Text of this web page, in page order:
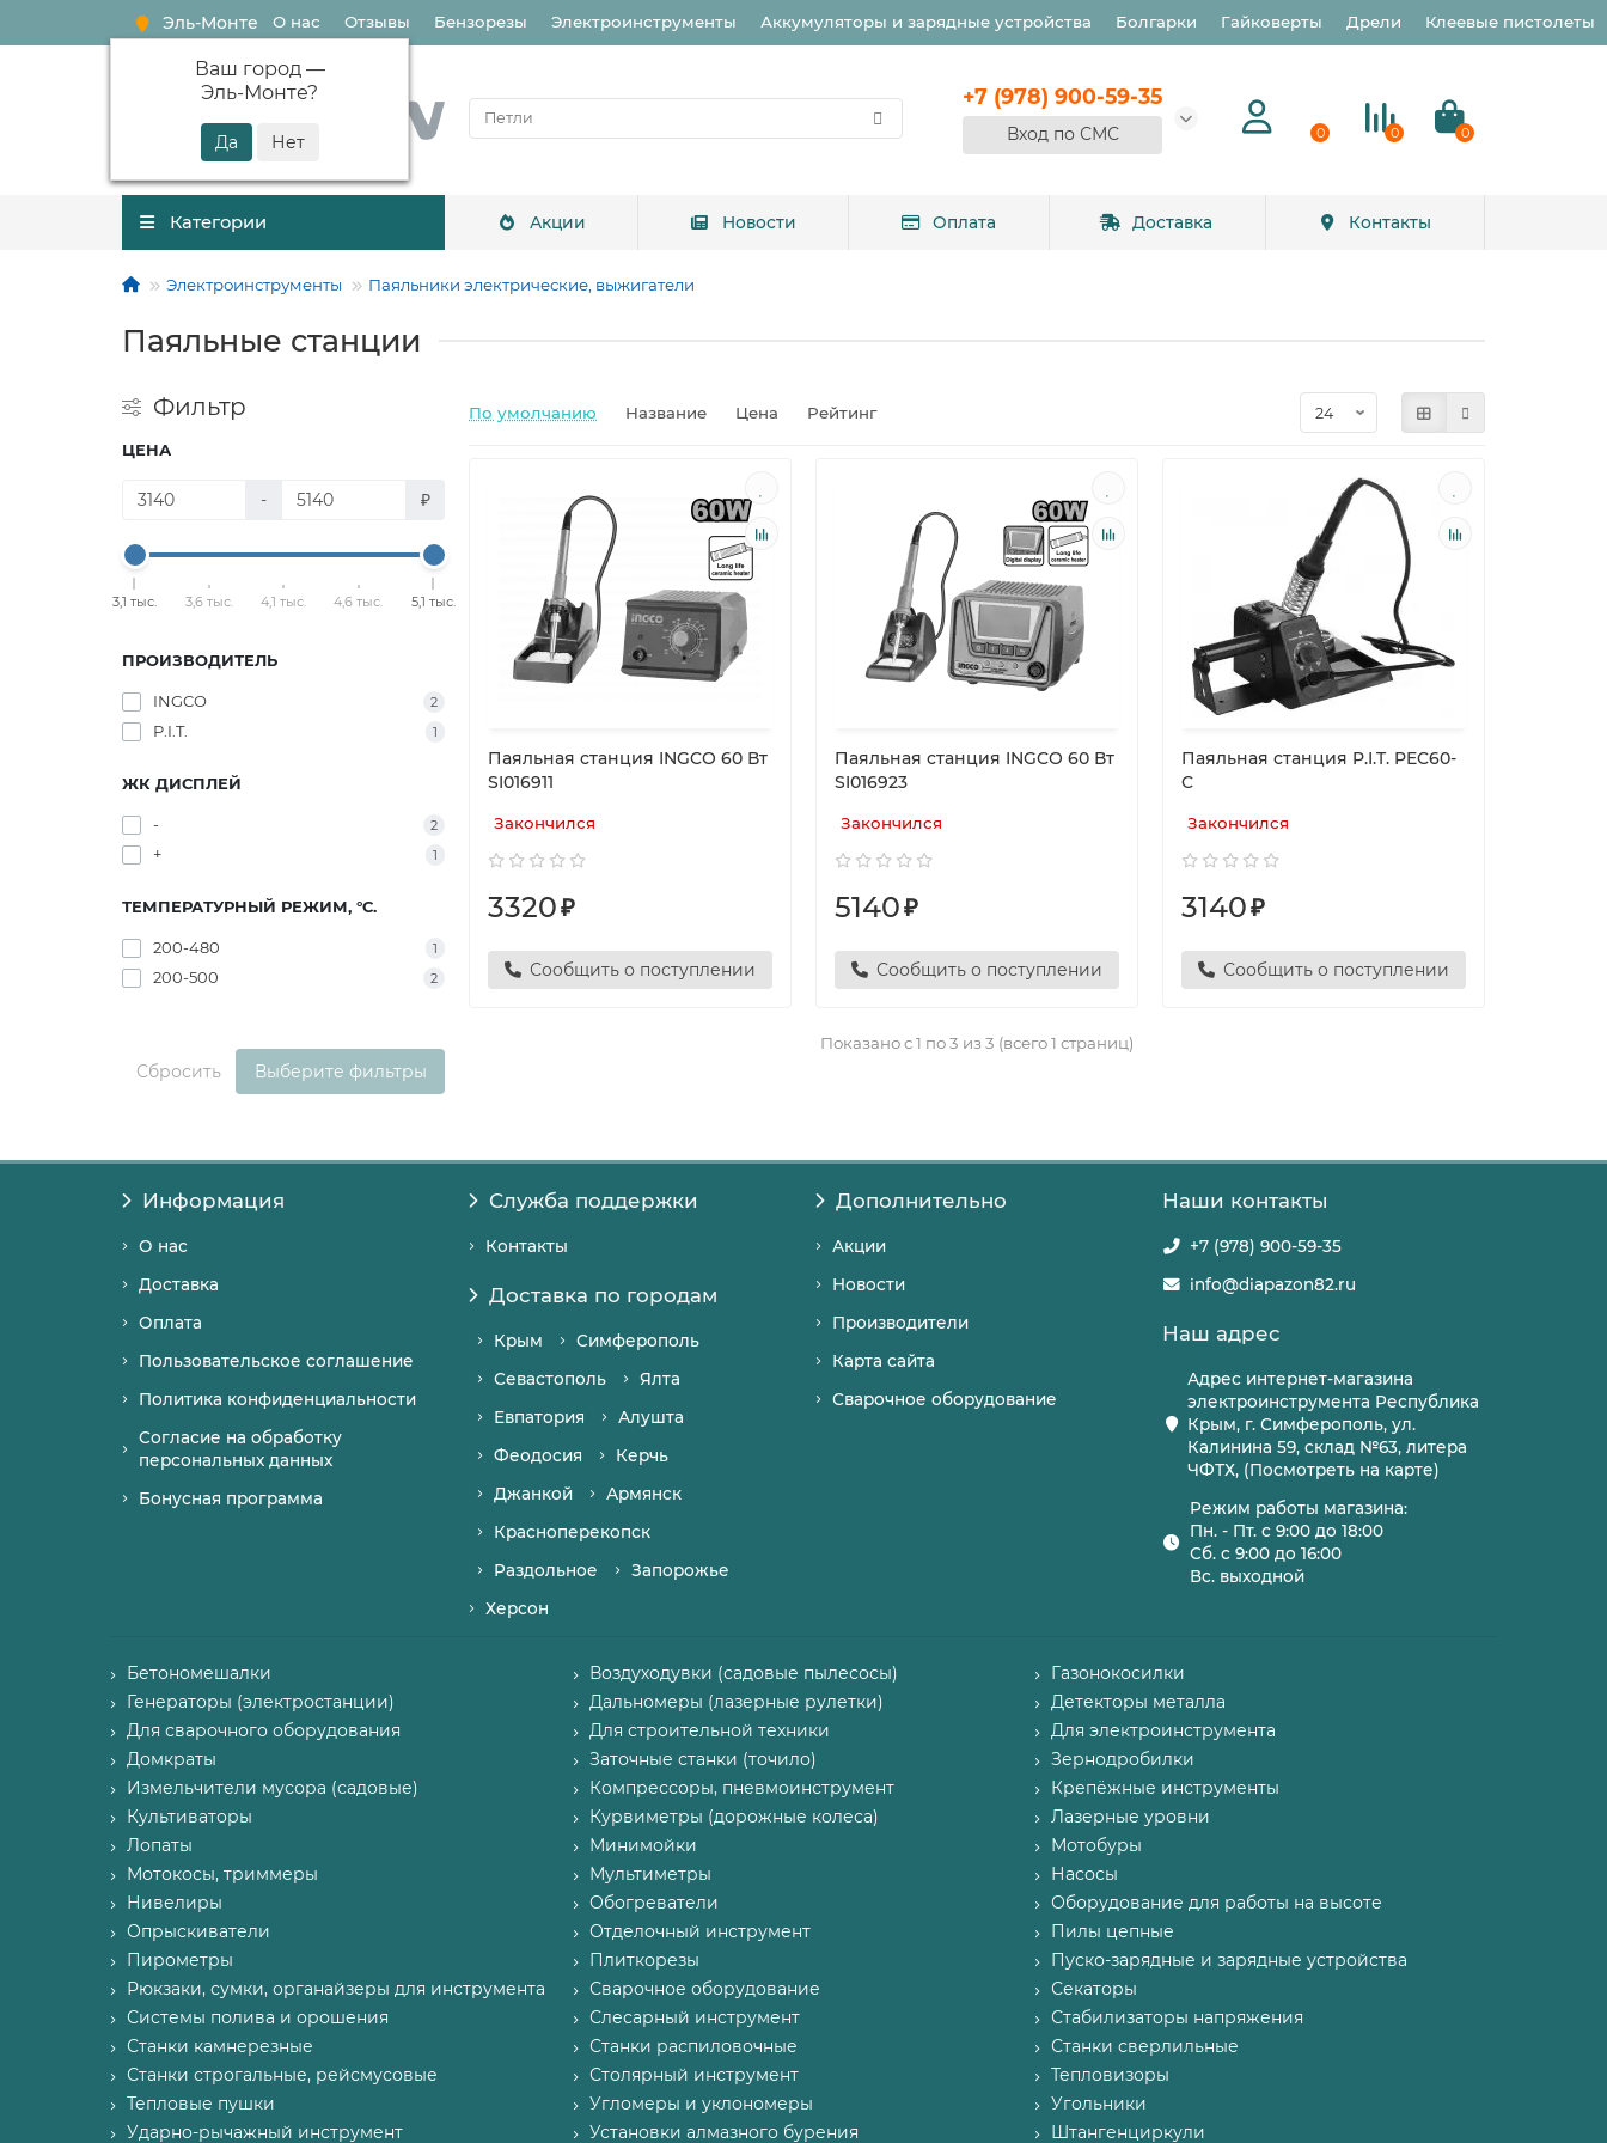
Эль-Монте
Ваш город —
Эль-Монте?
О нас Отзывы Бензорезы Электроинструменты Аккумуляторы и зарядные устройства Болгарки Гайковерты Дрели Клеевые пистолеты
+7 (978) 900-59-35
Вход по СМС 0 0 0
Категории Акции Новости Оплата Доставка Контакты
Электроинструменты Паяльники электрические, выжигатели
Паяльные станции
Фильтр
ЦЕНА
- ₽
3,1 тыс. 3,6 тыс. 4,1 тыс. 4,6 тыс. 5,1 тыс.
ПРОИЗВОДИТЕЛЬ
INGCO 2
P.I.T. 1
ЖК ДИСПЛЕЙ
- 2
+ 1
ТЕМПЕРАТУРНЫЙ РЕЖИМ, °С.
200-480 1
200-500 2
Сбросить Выберите фильтры
По умолчанию Название Цена Рейтинг
Паяльная станция INGCO 60 Вт
SI016911
Закончился
3320₽
Сообщить о поступлении
Паяльная станция INGCO 60 Вт
SI016923
Закончился
5140₽
Сообщить о поступлении
Паяльная станция P.I.T. PEC60-
C
Закончился
3140₽
Сообщить о поступлении
Показано с 1 по 3 из 3 (всего 1 страниц)
Информация
О нас
Доставка
Оплата
Пользовательское соглашение
Политика конфиденциальности
Согласие на обработку
персональных данных
Бонусная программа
Служба поддержки
Контакты
Доставка по городам
Крым
Симферополь
Севастополь
Ялта
Евпатория
Алушта
Феодосия
Керчь
Джанкой
Армянск
Красноперекопск
Раздольное
Запорожье
Херсон
Дополнительно
Акции
Новости
Производители
Карта сайта
Сварочное оборудование
Наши контакты
+7 (978) 900-59-35
info@diapazon82.ru
Наш адрес
Адрес интернет-магазина
электроинструмента Республика
Крым, г. Симферополь, ул.
Калинина 59, склад №63, литера
ЧФТХ, (Посмотреть на карте)
Режим работы магазина:
Пн. - Пт. с 9:00 до 18:00
Сб. с 9:00 до 16:00
Вс. выходной
Бетономешалки Воздуходувки (садовые пылесосы)
Газонокосилки
Генераторы (электростанции)
Дальномеры (лазерные рулетки)
Детекторы металла
Для сварочного оборудования
Для строительной техники
Для электроинструмента
Домкраты
Заточные станки (точило)
Зернодробилки
Измельчители мусора (садовые)
Компрессоры, пневмоинструмент
Крепёжные инструменты
Культиваторы
Курвиметры (дорожные колеса)
Лазерные уровни
Лопаты
Минимойки
Мотобуры
Мотокосы, триммеры
Мультиметры
Насосы
Нивелиры
Обогреватели
Оборудование для работы на высоте
Опрыскиватели
Отделочный инструмент
Пилы цепные
Пирометры
Плиткорезы
Пуско-зарядные и зарядные устройства
Рюкзаки, сумки, органайзеры для инструмента
Сварочное оборудование
Секаторы
Системы полива и орошения
Слесарный инструмент
Стабилизаторы напряжения
Станки камнерезные
Станки распиловочные
Станки сверлильные
Станки строгальные, рейсмусовые
Столярный инструмент
Тепловизоры
Тепловые пушки
Угломеры и уклономеры
Угольники
Ударно-рычажный инструмент
Установки алмазного бурения Штангенциркули